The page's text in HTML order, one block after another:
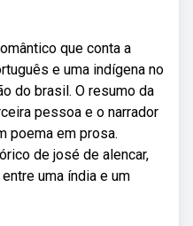
que conta a
e uma indígena no
do brasil. O resumo da
pessoa e o narrador
poema em prosa.
de josé de alencar,
uma índia e um